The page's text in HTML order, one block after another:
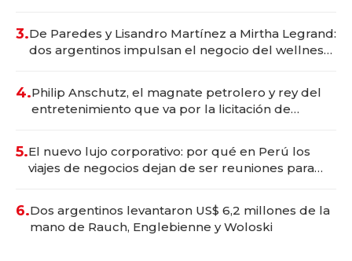
3.De Paredes y Lisandro Martínez a Mirtha Legrand:
dos argentinos impulsan el negocio del wellness
4.Philip Anschutz, el magnate petrolero y rey del
entretenimiento que va por la licitación de
5.El nuevo lujo corporativo: por qué en Perú los
viajes de negocios dejan de ser reuniones para
6.Dos argentinos levantaron US$ 6,2 millones de la
mano de Rauch, Englebienne y Woloski